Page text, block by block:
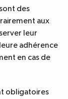
des
aux
leur
adhérence
en cas de
obligatoires